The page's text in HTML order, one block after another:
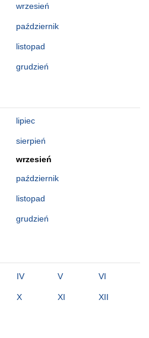
wrzesień
październik
listopad
grudzień
lipiec
sierpień
wrzesień
październik
listopad
grudzień
IV V VI
X XI XII